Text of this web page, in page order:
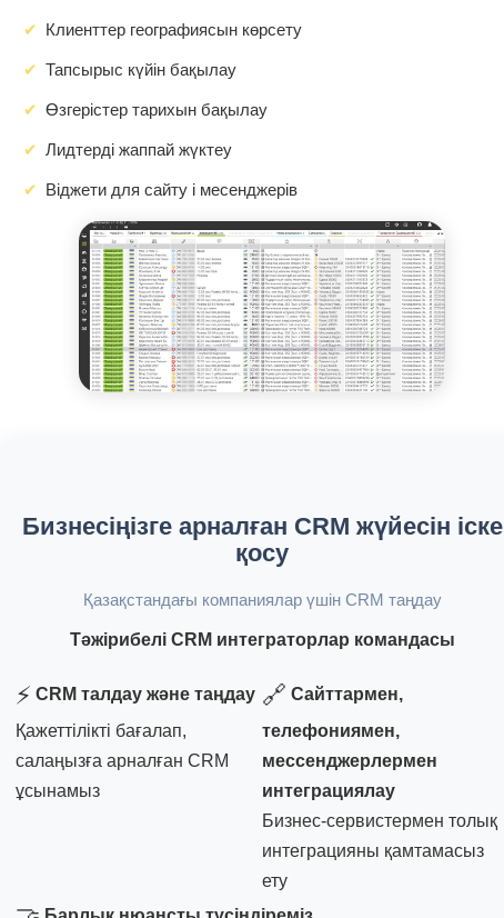
Клиенттер географиясын көрсету
Тапсырыс күйін бақылау
Өзгерістер тарихын бақылау
Лидтерді жаппай жүктеу
Віджети для сайту і месенджерів
Бизнесіңізге арналған CRM жүйесін іске
қосу
Қазақстандағы компаниялар үшін CRM таңдау
Тәжірибелі CRM интеграторлар командасы
⚡ CRM талдау және таңдау
Қажеттілікті бағалап,
салаңызға арналған CRM
ұсынамыз
🔗 Сайттармен,
телефониямен,
мессенджерлермен
интеграциялау
Бизнес-сервистермен толық
интеграцияны қамтамасыз
ету